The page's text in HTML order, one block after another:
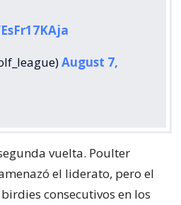
August 7,
vuelta. Poulter
el liderato, pero el
consecutivos en los